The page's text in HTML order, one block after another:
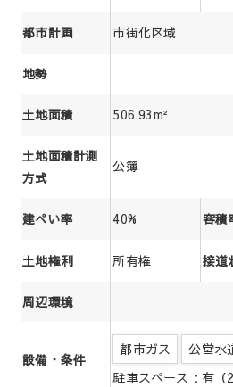
都市計画 市街化区域
地勢
土地面積 506.93m²
土地面積計測
方式
公簿
建ぺい率 40% 容積
土地権利 所有権 接道
周辺環境
設備・条件
都市ガス
公営水
駐車スペース：有（2